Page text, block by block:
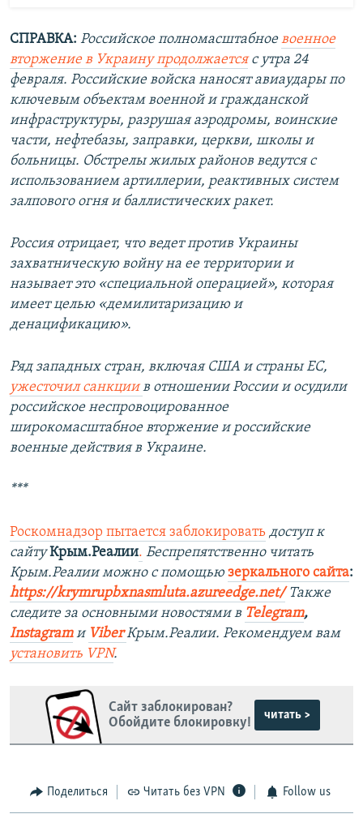
СПРАВКА: Российское полномасштабноевоенное
вторжение в Украину продолжаетсяс утра 24
февраля. Российские войска наносят авиаудары по
ключевым объектам военной и гражданской
инфраструктуры, разрушая аэродромы, воинские
части, нефтебазы, заправки, церкви, школы и
больницы. Обстрелы жилых районов ведутся с
использованием артиллерии, реактивных систем
залпового огня и баллистических ракет.
Россия отрицает, что ведет против Украины
захватническую войну на ее территории и
называет это «специальной операцией», которая
имеет целью «демилитаризацию и
денацификацию».
Ряд западных стран, включая США и страны ЕС,
ужесточил санкциив отношении России и осудили
российское неспровоцированное
широкомасштабное вторжение и российские
военные действия в Украине.
***
Роскомнадзор пытается заблокировать доступ к
сайтуКрым.Реалии. Беспрепятственно читать
Крым.Реалии можно с помощью зеркального сайта:
https://krymrupbxnasmluta.azureedge.net/ Также
следите за основными новостями в Telegram,
Instagram и ViberКрым.Реалии. Рекомендуем вам
установить VPN.
Сайт заблокирован?
Обойдите блокировку!
читать >
Поделиться Читать без VPN Follow us